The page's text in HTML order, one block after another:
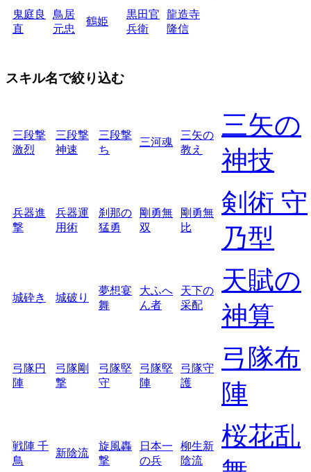
鬼庭良
直
鳥居
元忠
鶴姫
黒田官
兵衛
龍造寺
隆信
スキル名で絞り込む
三段撃
激烈
三段撃
神速
三段撃
ち
三河魂
三矢の
教え
三矢の
神技
兵器進
撃
兵器運
用術
刹那の
猛勇
剛勇無
双
剛勇無
比
剣術 守
乃型
城砕き 城破り
夢想宴
舞
大ふへ
ん者
天下の
采配
天賦の
神算
弓隊円
陣
弓隊剛
撃
弓隊堅
守
弓隊堅
陣
弓隊守
護
弓隊布
陣
戦陣 千
鳥
新陰流
旋風轟
撃
日本一
の兵
柳生新
陰流
桜花乱